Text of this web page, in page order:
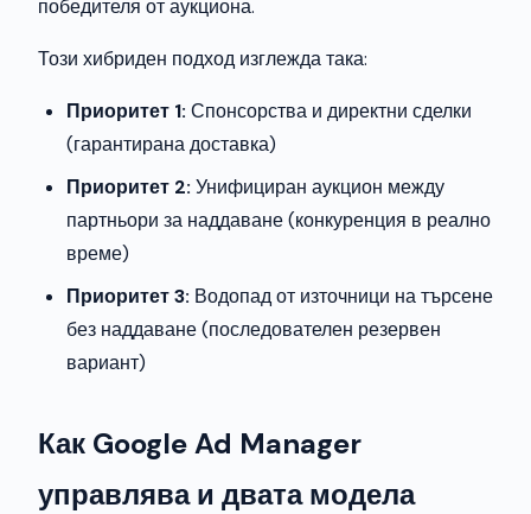
победителя от аукциона.
Този хибриден подход изглежда така:
Приоритет 1: Спонсорства и директни сделки
(гарантирана доставка)
Приоритет 2: Унифициран аукцион между
партньори за наддаване (конкуренция в реално
време)
Приоритет 3: Водопад от източници на търсене
без наддаване (последователен резервен
вариант)
Как Google Ad Manager
управлява и двата модела